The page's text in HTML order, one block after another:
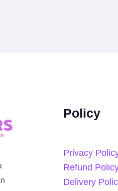
Policy
Privacy
Refund
Delivery